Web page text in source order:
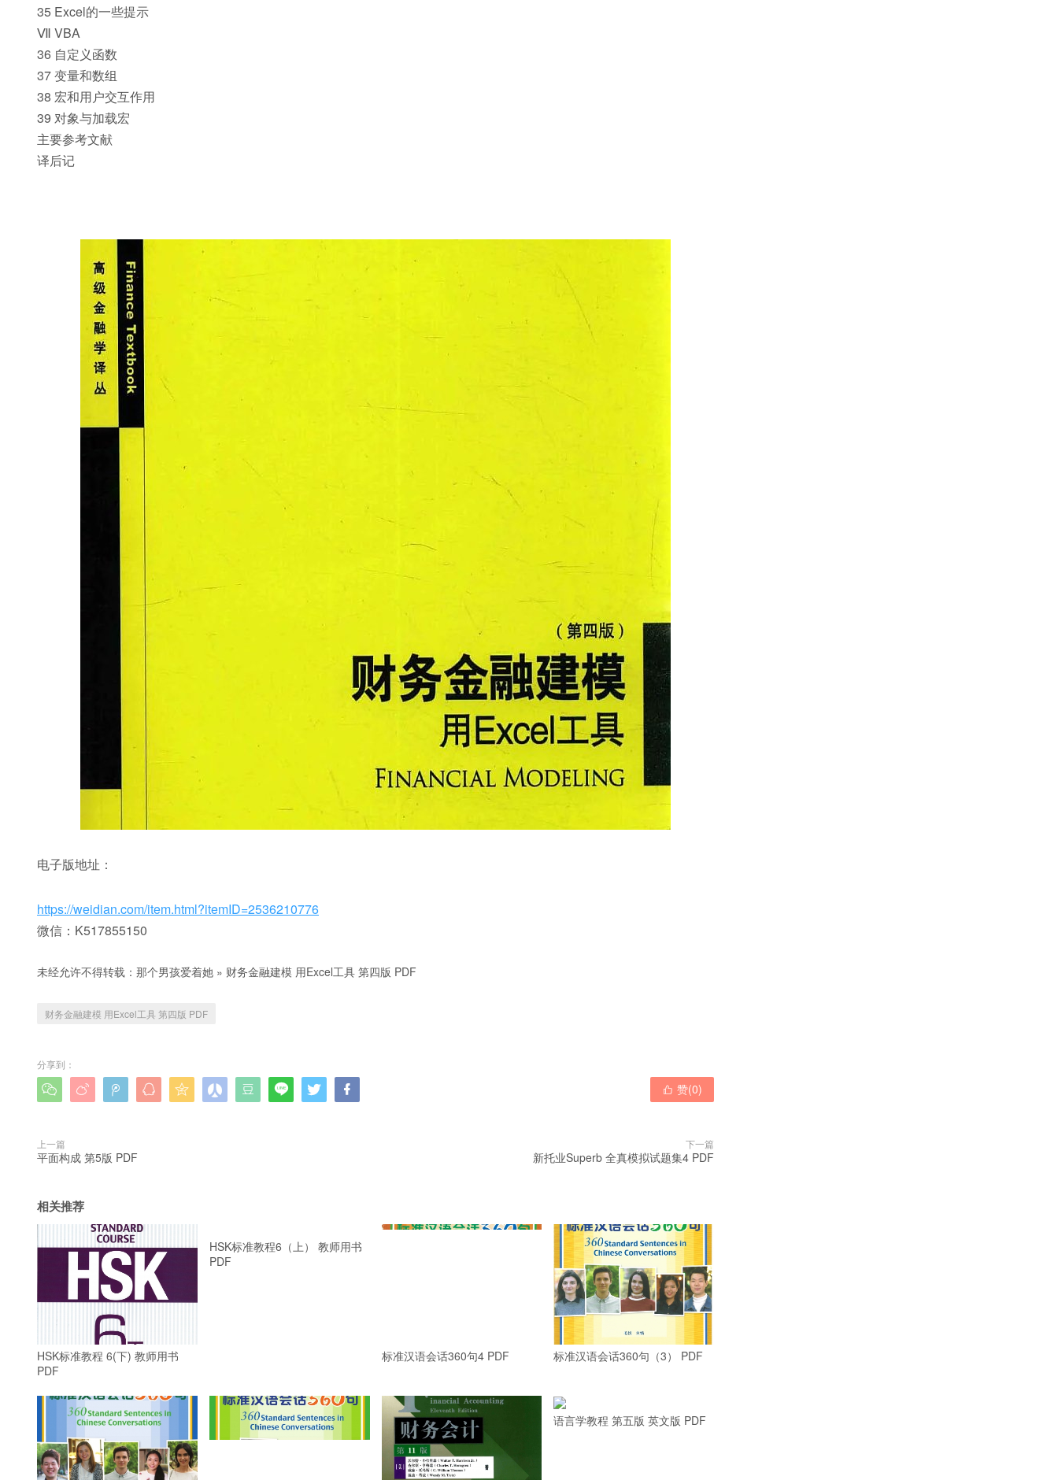
35 Excel的一些提示
Ⅶ VBA
36 自定义函数
37 变量和数组
38 宏和用户交互作用
39 对象与加载宏
主要参考文献
译后记
电子版地址：
https://weidian.com/item.html?itemID=2536210776
微信：K517855150
未经允许不得转载： 那个男孩爱着她 » 财务金融建模 用Excel工具 第四版 PDF
财务金融建模 用Excel工具 第四版 PDF
分享到：
           赞(0)
上一篇
平面构成 第5版 PDF
下一篇
新托业Superb 全真模拟试题集4 PDF
相关推荐
HSK标准教程 6(下) 教师用书
PDF
标准汉语会话360句4 PDF 标准汉语会话360句（3） PDF
语言学教程 第五版 英文版 PDF